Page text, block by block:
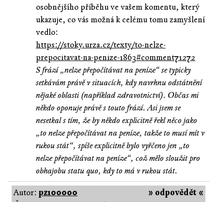
osobnějšího příběhu ve vašem komentu, který
ukazuje, co vás možná k celému tomu zamyšlení
vedlo:
https://stoky.urza.cz/texty/to-nelze-
prepocitavat-na-penize-1863#comment71272
S frází „nelze přepočítávat na peníze“ se typicky
setkávám právě v situacích, kdy navrhnu odstátnění
nějaké oblasti (například zdravotnictví). Občas mi
někdo oponuje právě s touto frází. Asi jsem se
nesetkal s tím, že by někdo explicitně řekl něco jako
„to nelze přepočítávat na peníze, takže to musí mít v
rukou stát“, spíše explicitně bylo vyřčeno jen „to
nelze přepočítávat na peníze“, což mělo sloužit pro
obhajobu statu quo, kdy to má v rukou stát.
» odpovědět «
Autor: pz100000